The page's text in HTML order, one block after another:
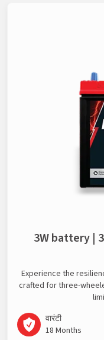
3W battery |
Experience the
crafted for three-
वारंटी
18 Months